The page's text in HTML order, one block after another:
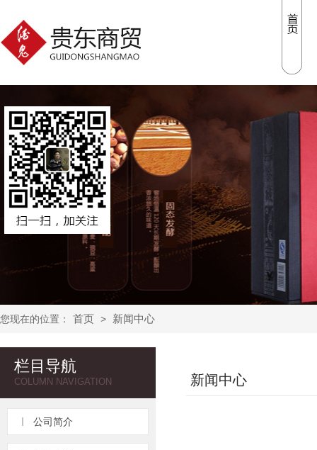
您现在的位置： 首页 > 新闻中心
栏目导航
COLUMN NAVIGATION
公司简介
新闻中心